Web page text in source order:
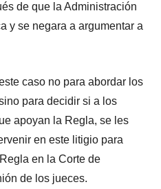
de que la Administración
y se negara a argumentar a
caso no para abordar los
para decidir si a los
apoyan la Regla, se les
en este litigio para
en la Corte de
de los jueces.